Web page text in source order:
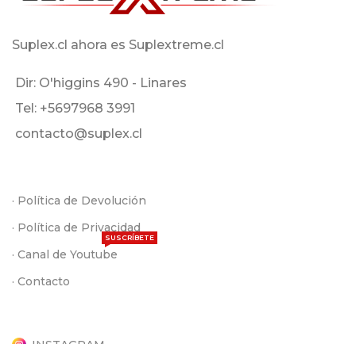
Suplex.cl ahora es Suplextreme.cl
Dir: O'higgins 490 - Linares
Tel: +5697968 3991
contacto@suplex.cl
· Política de Devolución
· Política de Privacidad
· Canal de Youtube
SUSCRÍBETE
· Contacto